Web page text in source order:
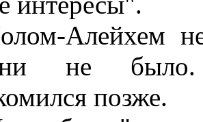
Алейхем
не
позже.